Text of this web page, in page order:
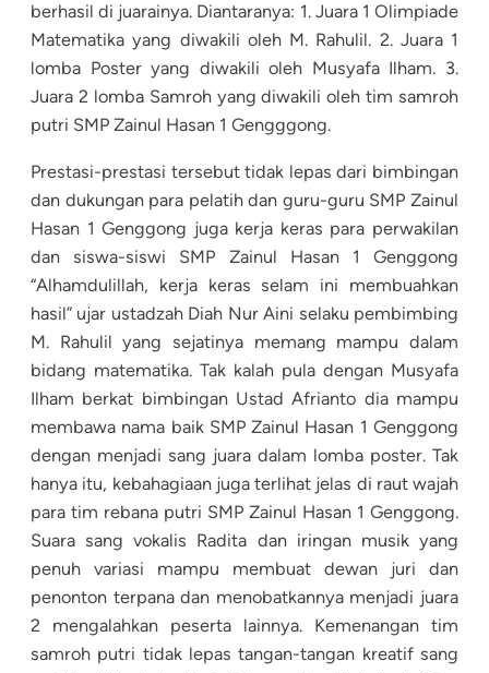
berhasil di juarainya. Diantaranya: 1. Juara 1 Olimpiade
Matematika yang diwakili oleh M. Rahulil. 2. Juara 1
lomba Poster yang diwakili oleh Musyafa Ilham. 3.
Juara 2 lomba Samroh yang diwakili oleh tim samroh
putri SMP Zainul Hasan 1 Gengggong.
Prestasi-prestasi tersebut tidak lepas dari bimbingan
dan dukungan para pelatih dan guru-guru SMP Zainul
Hasan 1 Genggong juga kerja keras para perwakilan
dan siswa-siswi SMP Zainul Hasan 1 Genggong
“Alhamdulillah, kerja keras selam ini membuahkan
hasil” ujar ustadzah Diah Nur Aini selaku pembimbing
M. Rahulil yang sejatinya memang mampu dalam
bidang matematika. Tak kalah pula dengan Musyafa
Ilham berkat bimbingan Ustad Afrianto dia mampu
membawa nama baik SMP Zainul Hasan 1 Genggong
dengan menjadi sang juara dalam lomba poster. Tak
hanya itu, kebahagiaan juga terlihat jelas di raut wajah
para tim rebana putri SMP Zainul Hasan 1 Genggong.
Suara sang vokalis Radita dan iringan musik yang
penuh variasi mampu membuat dewan juri dan
penonton terpana dan menobatkannya menjadi juara
2 mengalahkan peserta lainnya. Kemenangan tim
samroh putri tidak lepas tangan-tangan kreatif sang